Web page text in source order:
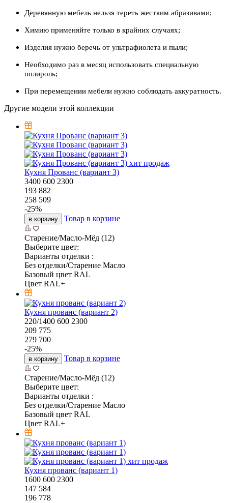
Деревянную мебель нельзя тереть жестким абразивами;
Химию применяйте только в крайних случаях;
Изделия нужно беречь от ультрафиолета и пыли;
Необходимо раз в месяц использовать специальную
полироль;
При перемещении мебели нужно соблюдать аккуратность.
Другие модели этой коллекции
хит продаж
Кухня Прованс (вариант 3)
3400 600 2300
193 882
258 509
-25%
в корзину Товар в корзине
Старение/Масло-Мёд (12)
Выберите цвет:
Варианты отделки :
Без отделки/Старение Масло
Базовый цвет RAL
Цвет RAL+
Кухня прованс (вариант 2)
220/1400 600 2300
209 775
279 700
-25%
в корзину Товар в корзине
Старение/Масло-Мёд (12)
Выберите цвет:
Варианты отделки :
Без отделки/Старение Масло
Базовый цвет RAL
Цвет RAL+
хит продаж
Кухня прованс (вариант 1)
1600 600 2300
147 584
196 778